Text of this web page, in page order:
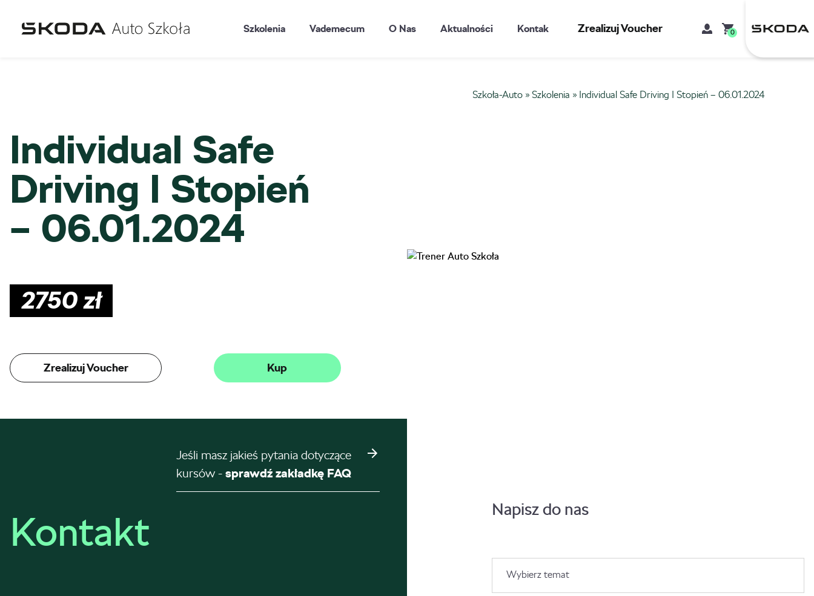
Szkolenia Vademecum O Nas Aktualności Kontakt Zrealizuj Voucher 0
Szkoła-Auto »Szkolenia » Individual Safe Driving I Stopień – 06.01.2024
Individual Safe
Driving I Stopień
– 06.01.2024
2750zł
Zrealizuj Voucher Kup
Jeśli masz jakieś pytania dotyczące
kursów - sprawdź zakładkę FAQ
Kontakt Napisz do nas
Wybierz temat